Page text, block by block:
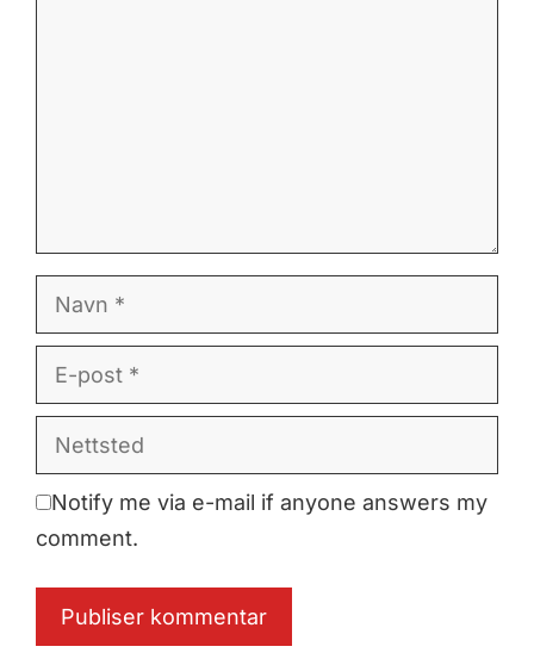
post
Notify me via e-mail if anyone answers my
comment.